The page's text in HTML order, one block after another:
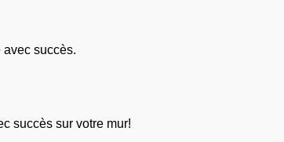
succès.
succès sur votre mur!